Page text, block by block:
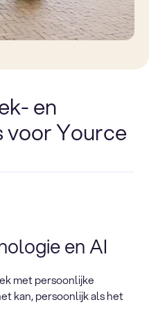
en
voor Yource
en AI
met persoonlijke
kan, persoonlijk als het